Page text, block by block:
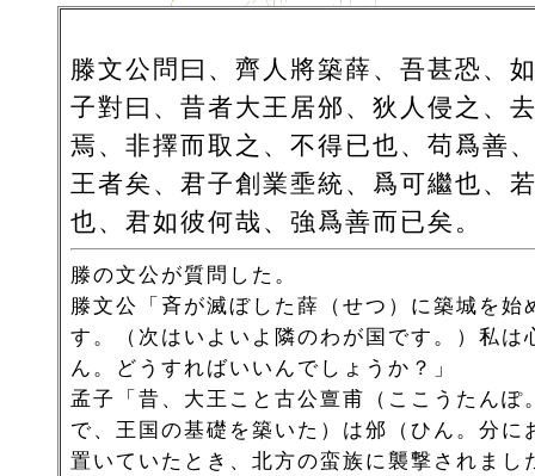
滕文公問曰、齊人將築薛、吾甚恐、
子對曰、昔者大王居邠、狄人侵之、
焉、非擇而取之、不得已也、苟爲善
王者矣、君子創業埀統、爲可繼也、
也、君如彼何哉、強爲善而已矣。
滕の文公が質問した。
滕文公「斉が滅ぼした薛（せつ）に築城を始
す。（次はいよいよ隣のわが国です。）私は
ん。どうすればいいんでしょうか？」
孟子「昔、大王こと古公亶甫（ここうたんぽ
で、王国の基礎を築いた）は邠（ひん。分に
置いていたとき、北方の蛮族に襲撃されまし